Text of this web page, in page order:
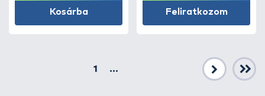
Kosárba Feliratkozom
1
...
Következő